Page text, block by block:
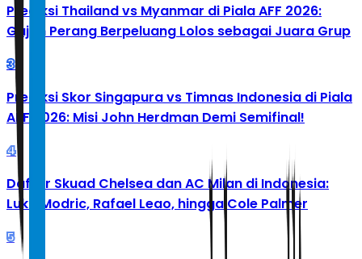
Prediksi Thailand vs Myanmar di Piala AFF 2026:
Gajah Perang Berpeluang Lolos sebagai Juara Grup
3
Prediksi Skor Singapura vs Timnas Indonesia di Piala
AFF 2026: Misi John Herdman Demi Semifinal!
4
Daftar Skuad Chelsea dan AC Milan di Indonesia:
Luka Modric, Rafael Leao, hingga Cole Palmer
5